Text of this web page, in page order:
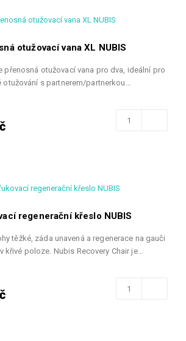
otužovací vana XL NUBIS
přenosná otužovací vana pro dva, ideální pro
otužování s partnerem/partnerkou…
regenerační křeslo NUBIS
těžké, záda unavená a regenerace na gauči
křivé poloze. Nubis Recovery Chair je…